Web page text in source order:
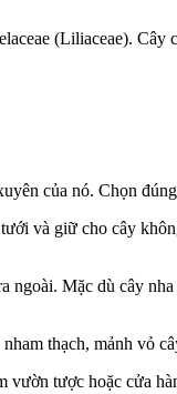
(Liliaceae).
của nó. Chọn
và giữ cho cây
Mặc dù cây
thạch, mảnh vỏ
vườn tược hoặc cửa